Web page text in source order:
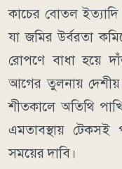
কাচের বোতল ইত্যাদি
যা জমির উর্বরতা
রোপণে বাধা হয়ে
আগের তুলনায় দেশীয়
শীতকালে অতিথি
এমতাবস্থায় টেকসই
সময়ের দাবি।